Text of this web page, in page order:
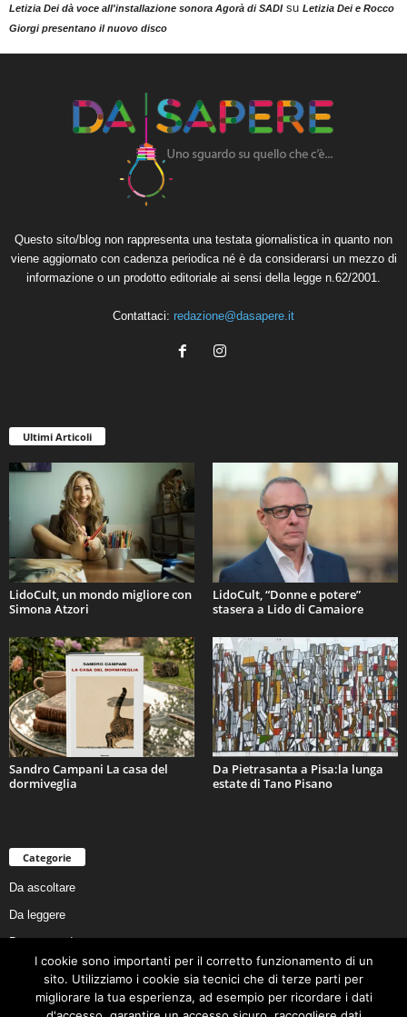
Letizia Dei dà voce all'installazione sonora Agorà di SADIsu Letizia Dei e Rocco
Giorgi presentano il nuovo disco
Questo sito/blog non rappresenta una testata giornalistica in quanto non
viene aggiornato con cadenza periodica né è da considerarsi un mezzo di
informazione o un prodotto editoriale ai sensi della legge n.62/2001.
Contattaci: redazione@dasapere.it
Ultimi Articoli
LidoCult, un mondo migliore con
Simona Atzori
LidoCult, “Donne e potere”
stasera a Lido di Camaiore
Sandro Campani La casa del
dormiveglia
Da Pietrasanta a Pisa:la lunga
estate di Tano Pisano
Categorie
Da ascoltare
Da leggere
Da non perdere
Da conoscere
Da preservare
I cookie sono importanti per il corretto funzionamento di un
sito. Utilizziamo i cookie sia tecnici che di terze parti per
migliorare la tua esperienza, ad esempio per ricordare i dati